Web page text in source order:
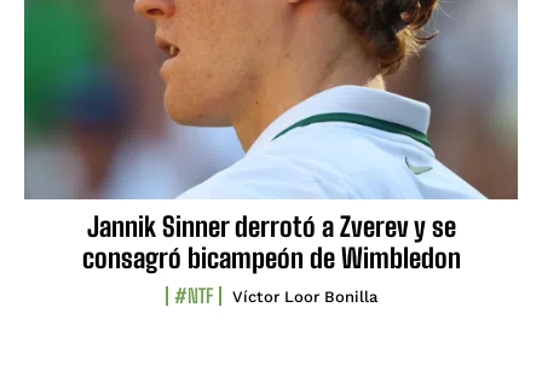
Jannik Sinner derrotó a Zverev y se
consagró bicampeón de Wimbledon
#NTF Víctor Loor Bonilla